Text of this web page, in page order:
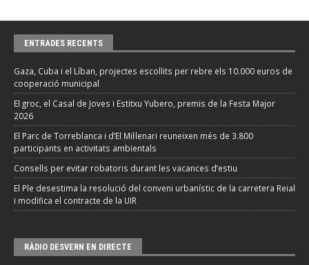
ENTRADES RECENTS
Gaza, Cuba i el Líban, projectes escollits per rebre els 10.000 euros de
cooperació municipal
El groc, el Casal de Joves i Estitxu Yubero, premis de la Festa Major
2026
El Parc de Torreblanca i d’El Mil·lenari reuneixen més de 3.800
participants en activitats ambientals
Consells per evitar robatoris durant les vacances d’estiu
El Ple desestima la resolució del conveni urbanístic de la carretera Reial
i modifica el contracte de la UIR
RÀDIO DESVERN EN DIRECTE